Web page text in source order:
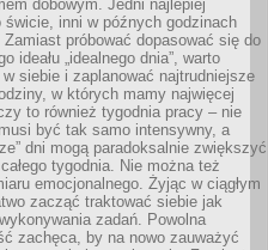
dobowym. Jedni najlepiej
świcie, inni w późnych godzinach
próbować dopasować się do
ideału „idealnego dnia”, warto
w siebie i zaplanować najtrudniejsze
w których mamy najwięcej
to również tygodnia pracy – nie
być tak samo intensywny, a
dni mogą paradoksalnie zwiększyć
tygodnia. Nie można też
emocjonalnego. Żyjąc w ciągłym
zacząć traktować siebie jak
zadań. Powolna
zachęca, by na nowo zauważyć